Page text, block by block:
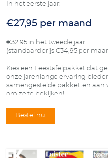
In het eerste jaar:
€27,95 per maand
€32,95 in het tweede jaar.
(standaardprijs €34,95 per
Kies een Leestafelpakket dat
onze jarenlange ervaring
samengestelde pakketten aan
om ze te bekijken!
Bestel nu!